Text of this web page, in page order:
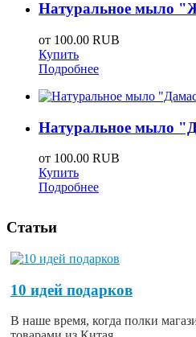
Натуральное мыло
от 100.00 RUB
Купить
Подробнее
Натуральное мыло
от 100.00 RUB
Купить
Подробнее
Статьи
10 идей подарков
В наше время, когда полки